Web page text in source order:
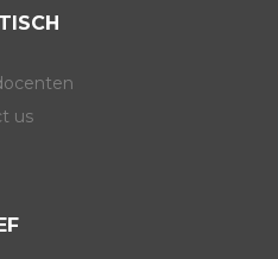
us